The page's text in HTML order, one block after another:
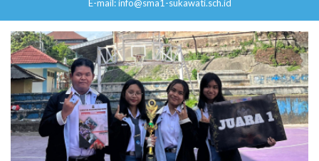
E-mail: info@sma1-sukawati.sch.id